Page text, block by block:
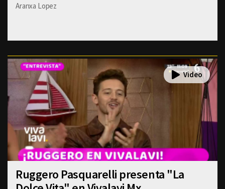
Aranxa Lopez
Ruggero Pasquarelli presenta "La